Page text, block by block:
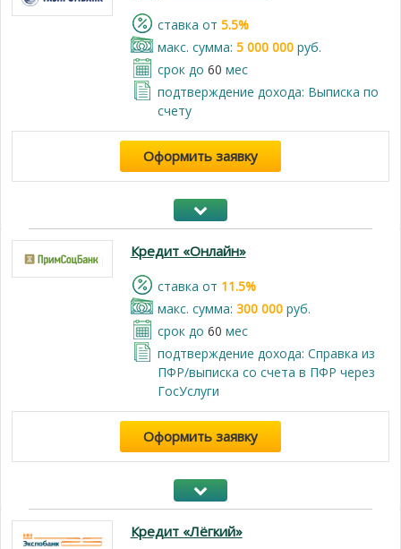
cтавка от 5.5%
макс. сумма: 5 000 000руб.
срок до 60 мес
подтверждение дохода: Выписка по
счету
Оформить заявку
Кредит «Онлайн»
cтавка от 11.5%
макс. сумма: 300 000руб.
срок до 60 мес
подтверждение дохода: Справка из
ПФР/выписка со счета в ПФР через
ГосУслуги
Оформить заявку
Кредит «Лёгкий»